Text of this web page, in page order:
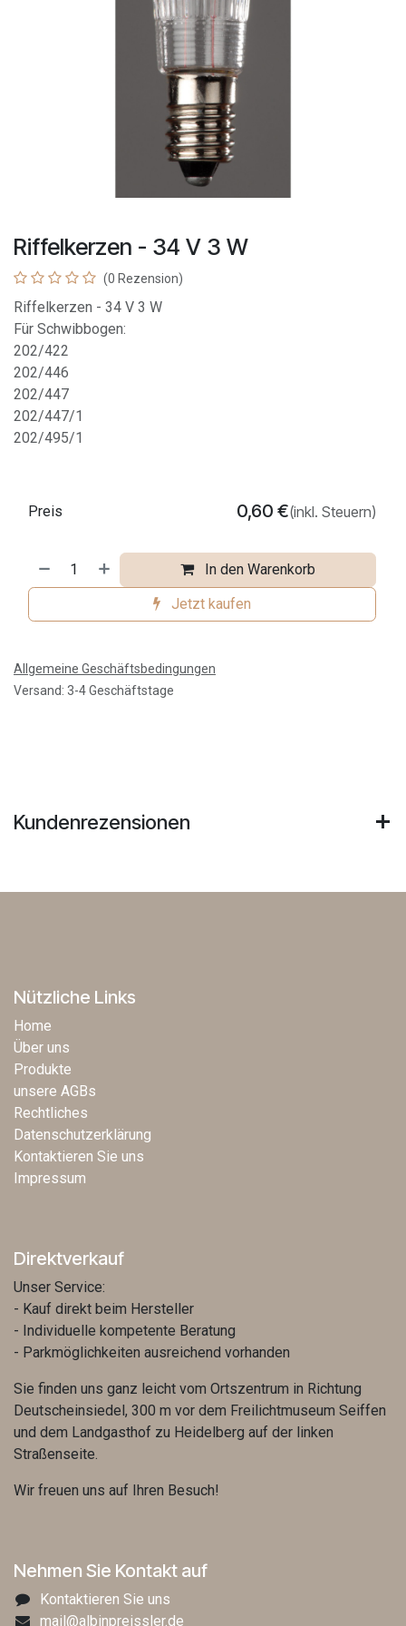
Riffelkerzen - 34 V 3 W
(0 Rezension)
Riffelkerzen - 34 V 3 W
Für Schwibbogen:
202/422
202/446
202/447
202/447/1
202/495/1
In den Warenkorb
Jetzt kaufen
Preis 0,60 €(inkl. Steuern)
Allgemeine Geschäftsbedingungen
Versand: 3-4 Geschäftstage
Kundenrezensionen
Nützliche Links
Home
Über uns
Produkte
unsere AGBs
Rechtliches
Datenschutzerklärung
Kontaktieren Sie uns
Impressum
Direktverkauf
Unser Service:
- Kauf direkt beim Hersteller
- Individuelle kompetente Beratung
- Parkmöglichkeiten ausreichend vorhanden
Sie finden uns ganz leicht vom Ortszentrum in Richtung
Deutscheinsiedel, 300 m vor dem Freilichtmuseum Seiffen
und dem Landgasthof zu Heidelberg auf der linken
Straßenseite.
Wir freuen uns auf Ihren Besuch!
Nehmen Sie Kontakt auf
Kontaktieren Sie uns
mail@albinpreissler.de